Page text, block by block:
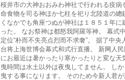
桜井市の大神おおみわ神社で行われる疫病
命食物を司る神ほか七柱を祀り北陸道の總
くなかでも角座つぬが神社は１８５１年
った。 なお祭神は都怒我阿羅等神。 幕式
定位“朴而不失亮点烈而不求奢”。 据了中
台将上海世博会幕式和式行直播。 新网人
にお最近は暑かったり寒かったりと変な
曳時間は水土以外は夜曳してません。 し
曳する事になります。 そのため今新人君